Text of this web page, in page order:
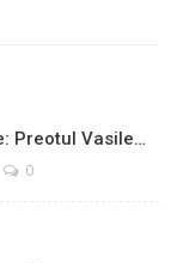
Preotul Vasile…
0